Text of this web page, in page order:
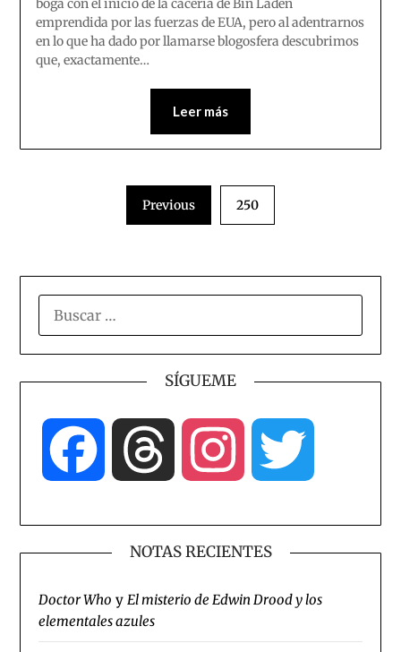
boga con el inicio de la cacería de Bin Laden
emprendida por las fuerzas de EUA, pero al adentrarnos
en lo que ha dado por llamarse blogosfera descubrimos
que, exactamente…
Leer más
Previous 250
SÍGUEME
Facebook Threads Instagram
NOTAS RECIENTES
Doctor Who yEl misterio de Edwin Drood y los
elementales azules